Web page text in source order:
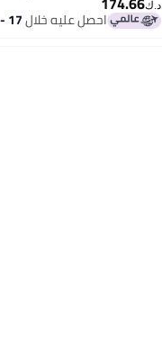
د.ك‏
احصل عليه خلال17 - 18 اغسطس